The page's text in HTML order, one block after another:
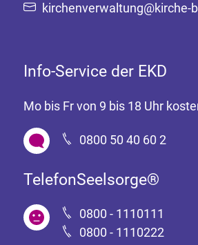
kirchenverwaltung@kirche-
Info-Service der EKD
Mo bis Fr von 9 bis 18 Uhr
0800 50 40 60 2
TelefonSeelsorge®
0800 - 1110111
0800 - 1110222